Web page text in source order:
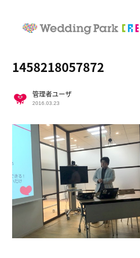
1458218057872
管理者ユーザ
2016.03.23